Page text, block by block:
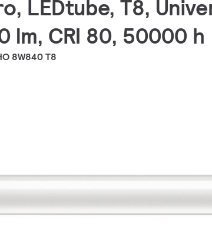
LEDtube, T8,
lm, CRI 80, 50000 h
8W840 T8